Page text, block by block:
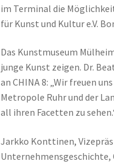
im Terminal die
für Kunst und Kultur e.V.
Das Kunstmuseum
junge Kunst zeigen. Dr.
an CHINA 8: „Wir freuen
Metropole Ruhr und der
all ihren Facetten zu
Jarkko Konttinen,
Unternehmensgeschichte,